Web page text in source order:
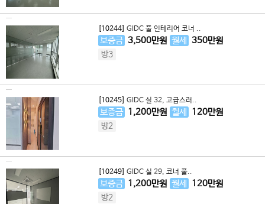
[10244] GIDC 풀 인테리어 코너 ..
보증금 3,500만원 월세 350만원
방3
[10245] GIDC 실 32, 고급스러..
보증금 1,200만원 월세 120만원
방2
[10249] GIDC 실 29, 코너 풀..
보증금 1,200만원 월세 120만원
방2